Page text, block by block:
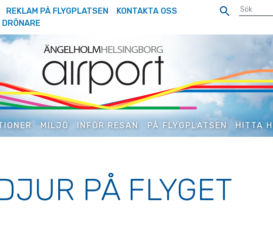
REKLAM PÅ FLYGPLATSEN
KONTAKTA OSS
DRÖNARE
MILJÖ INFÖR RESAN PÅ FLYGPLATSEN HITTA
PÅ FLYGET